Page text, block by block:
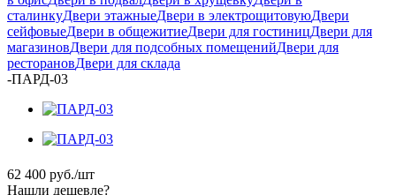
сталинкуДвери этажныеДвери в электрощитовуюДвери
сейфовыеДвери в общежитиеДвери для гостиницДвери для
магазиновДвери для подсобных помещенийДвери для
ресторановДвери для склада
-ПАРД-03
62 400 руб./шт
Нашли дешевле?